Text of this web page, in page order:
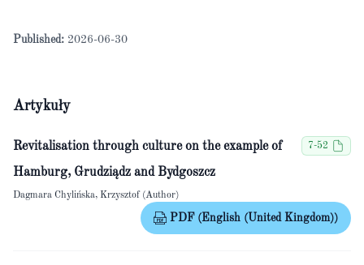
Published: 2026-06-30
Artykuły
Revitalisation through culture on the example of
Hamburg, Grudziądz and Bydgoszcz
7-52
Dagmara Chylińska, Krzysztof (Author)
PDF (English (United Kingdom))